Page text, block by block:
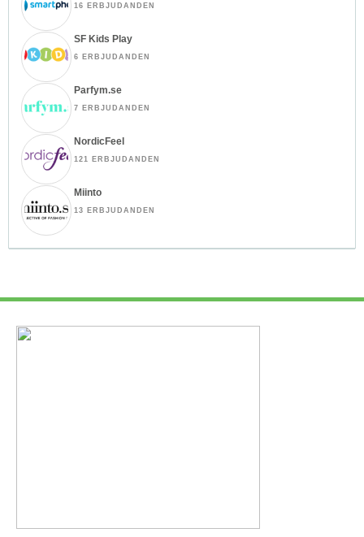
16 ERBJUDANDEN
SF Kids Play
6 ERBJUDANDEN
Parfym.se
7 ERBJUDANDEN
NordicFeel
121 ERBJUDANDEN
Miinto
13 ERBJUDANDEN